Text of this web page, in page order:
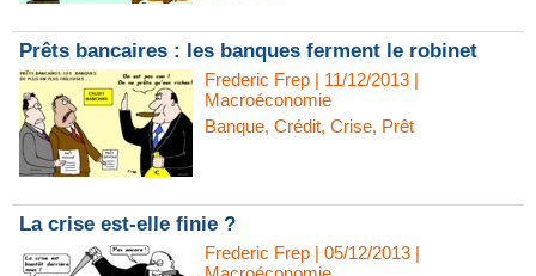
Prêts bancaires : les banques ferment le robinet
Frederic Frep | 11/12/2013 |
Macroéconomie
Banque, Crédit, Crise, Prêt
La crise est-elle finie ?
Frederic Frep | 05/12/2013 |